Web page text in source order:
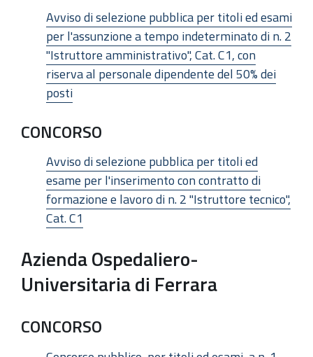
Avviso di selezione pubblica per titoli ed esami
per l'assunzione a tempo indeterminato di n. 2
"Istruttore amministrativo", Cat. C1, con
riserva al personale dipendente del 50% dei
posti
CONCORSO
Avviso di selezione pubblica per titoli ed
esame per l'inserimento con contratto di
formazione e lavoro di n. 2 "Istruttore tecnico",
Cat. C1
Azienda Ospedaliero-
Universitaria di Ferrara
CONCORSO